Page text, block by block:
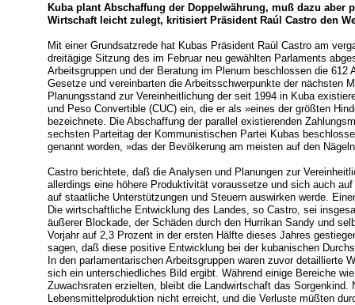
Kuba plant Abschaffung der Doppelwährung, muß dazu aber
Wirtschaft leicht zulegt, kritisiert Präsident Raúl Castro den
Mit einer Grundsatzrede hat Kubas Präsident Raúl Castro am
dreitägige Sitzung des im Februar neu gewählten Parlaments
Arbeitsgruppen und der Beratung im Plenum beschlossen die 612
Gesetze und vereinbarten die Arbeitsschwerpunkte der nächsten
Planungsstand zur Vereinheitlichung der seit 1994 in Kuba
und Peso Convertible (CUC) ein, die er als »eines der größten
bezeichnete. Die Abschaffung der parallel existierenden
sechsten Parteitag der Kommunistischen Partei Kubas
genannt worden, »das der Bevölkerung am meisten auf den
Castro berichtete, daß die Analysen und Planungen zur
allerdings eine höhere Produktivität voraussetze und sich auch
auf staatliche Unterstützungen und Steuern auswirken werde.
Die wirtschaftliche Entwicklung des Landes, so Castro, sei
äußerer Blockade, der Schäden durch den Hurrikan Sandy und
Vorjahr auf 2,3 Prozent in der ersten Hälfte dieses Jahres
sagen, daß diese positive Entwicklung bei der kubanischen
In den parlamentarischen Arbeitsgruppen waren zuvor detaillierte
sich ein unterschiedliches Bild ergibt. Während einige Bereiche
Zuwachsraten erzielten, bleibt die Landwirtschaft das Sorgenkind.
Lebensmittelproduktion nicht erreicht, und die Verluste müßten